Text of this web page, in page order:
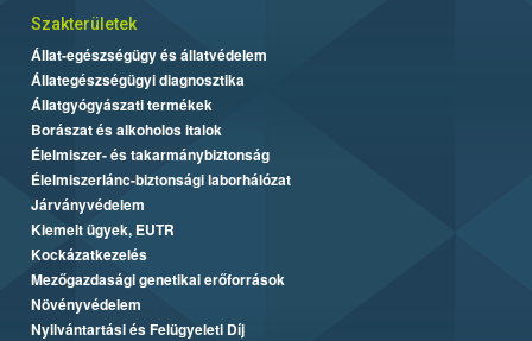
Szakterületek
Állat-egészségügy és állatvédelem
Állategészségügyi diagnosztika
Állatgyógyászati termékek
Borászat és alkoholos italok
Élelmiszer- és takarmánybiztonság
Élelmiszerlánc-biztonsági laborhálózat
Járványvédelem
Kiemelt ügyek, EUTR
Kockázatkezelés
Mezőgazdasági genetikai erőforrások
Növényvédelem
Nyilvántartási és Felügyeleti Díj